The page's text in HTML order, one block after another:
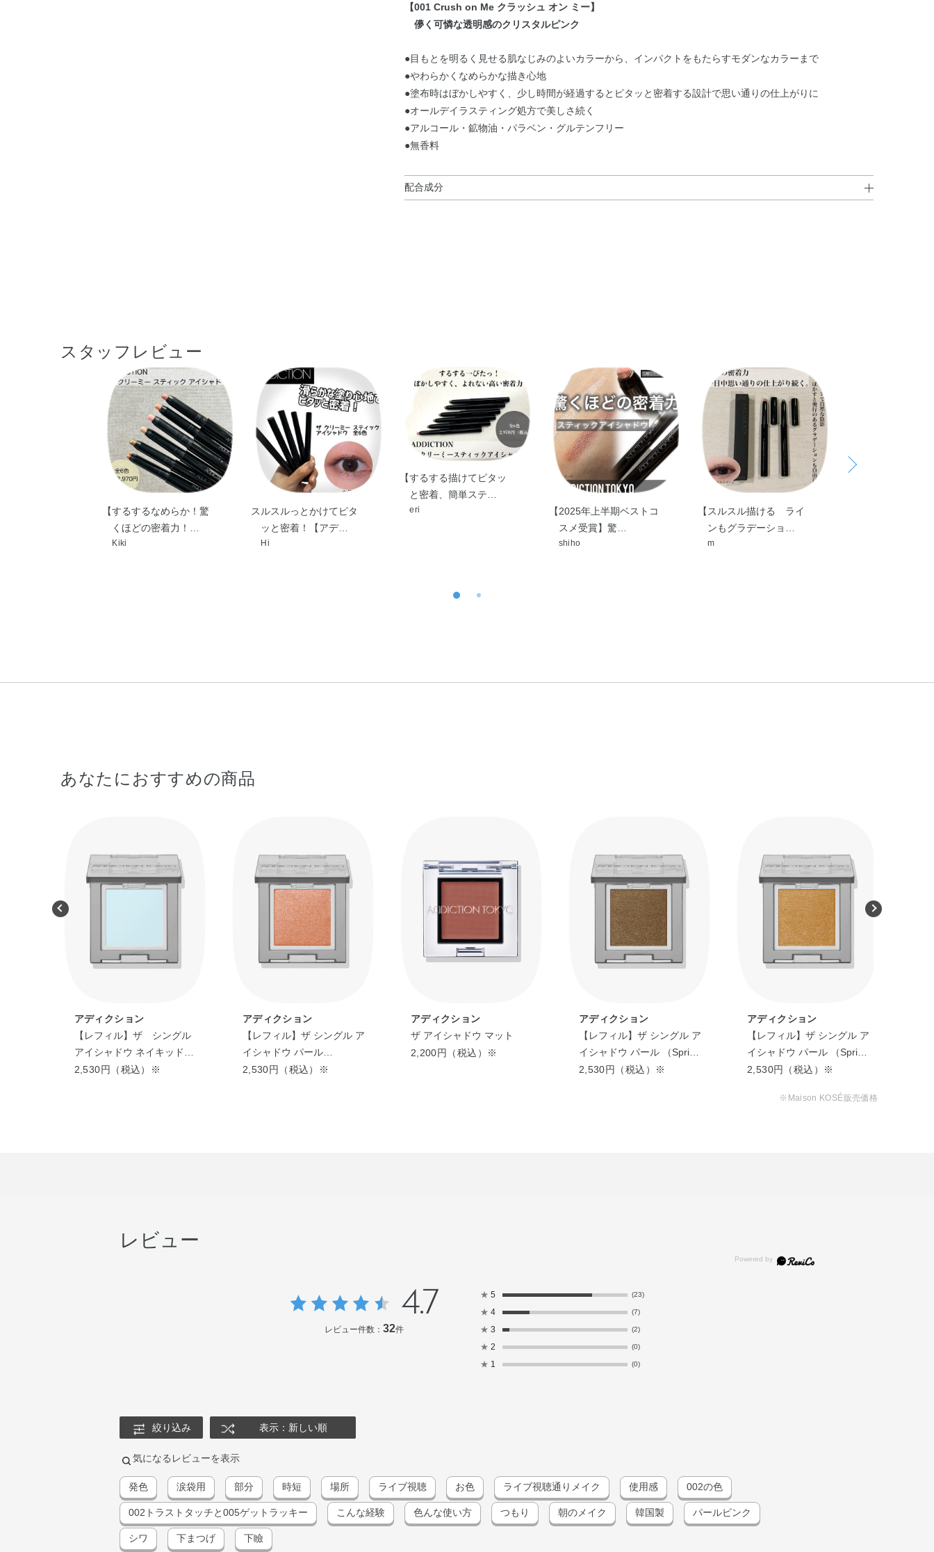
【001 Crush on Me クラッシュ オン ミー】
儚く可憐な透明感のクリスタルピンク
●目もとを明るく見せる肌なじみのよいカラーから、インパクトをもたらすモダンなカラーまで
●やわらかくなめらかな描き心地
●塗布時はぼかしやすく、少し時間が経過するとピタッと密着する設計で思い通りの仕上がりに
●オールデイラスティング処方で美しさ続く
●アルコール・鉱物油・パラベン・グルテンフリー
●無香料
配合成分
スタッフレビュー
【するするなめらか！驚
くほどの密着力！…
Kiki
スルスルっとかけてピタ
ッと密着！【アデ…
Hi
【するする描けてピタッ
と密着、簡単ステ…
eri
【2025年上半期ベストコ
スメ受賞】驚…
shiho
【スルスル描ける ライ
ンもグラデーショ…
m
あなたにおすすめの商品
アディクション
【レフィル】ザ シングル
アイシャドウ ネイキッドシ
アー
2,530円（税込）※
アディクション
【レフィル】ザ シングル ア
イシャドウ パール
（Summer 2026）
2,530円（税込）※
アディクション
ザ アイシャドウ マット
2,200円（税込）※
アディクション
【レフィル】ザ シングル ア
イシャドウ パール （Spring
2026）
2,530円（税込）※
アディクション
【レフィル】ザ シングル ア
イシャドウ パール （Spring
2026）
2,530円（税込）※
※Maison KOSÉ販売価格
レビュー
4.7
レビュー件数： 32件
★ 5 (23)
★ 4 (7)
★ 3 (2)
★ 2 (0)
★ 1 (0)
絞り込み 表示：新しい順
気になるレビューを表示
発色 涙袋用 部分 時短 場所 ライブ視聴 お色 ライブ視聴通りメイク 使用感 002の色
002トラストタッチと005ゲットラッキー こんな経験 色んな使い方 つもり 朝のメイク 韓国製 パールピンク
シワ 下まつげ 下瞼